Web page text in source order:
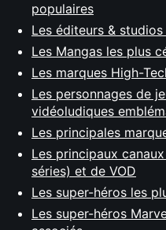
populaires
Les éditeurs &
Les Mangas les plus
Les marques High-
Les personnages de
vidéoludiques
Les principales
Les principaux
séries) et de VOD
Les super-héros les
Les super-héros